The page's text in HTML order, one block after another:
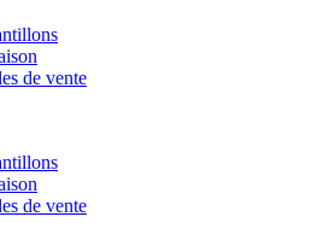
de vente
de vente